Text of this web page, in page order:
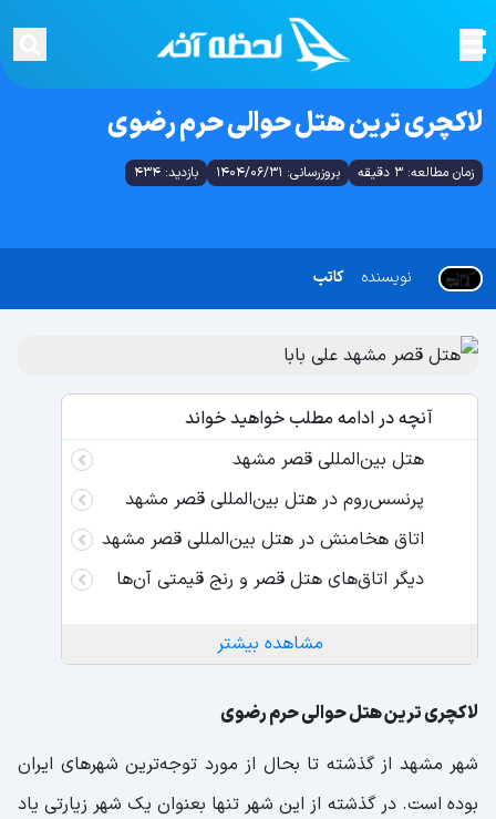
لاکچری ترین هتل حوالی حرم رضوی
زمان مطالعه: 3 دقیقه بروزرسانی: 1404/06/31 بازدید: 434
کاتب نویسنده
آنچه در ادامه مطلب خواهید خواند
هتل بین‌المللی قصر مشهد
پرنسس‌روم در هتل بین‌المللی قصر مشهد
اتاق هخامنش در هتل بین‌المللی قصر مشهد
دیگر اتاق‌های هتل قصر و رنج قیمتی آن‌ها
مشاهده بیشتر
لاکچری ترین هتل حوالی حرم رضوی
شهر مشهد از گذشته تا بحال از مورد توجه‌ترین شهر‌های ایران
بوده است. در گذشته از این شهر تنها بعنوان یک شهر زیارتی یاد